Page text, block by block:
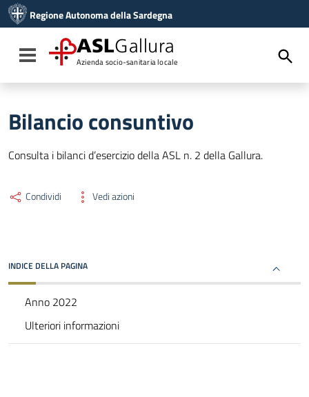
Vai al menu di navigazione
Vai al footer
Regione Autonoma della Sardegna
Toggle navigation
ASLGallura
Azienda socio-sanitaria locale
Bilancio consuntivo
Consulta i bilanci d’esercizio della ASL n. 2 della Gallura.
Condividi Vedi azioni
INDICE DELLA PAGINA
Anno 2022
Ulteriori informazioni